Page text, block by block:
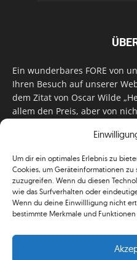
Um dir ein optimales Erlebnis zu
Cookies, um Geräteinformationen
zuzugreifen. Wenn du diesen
wie das Surfverhalten oder
Wenn du deine Einwillligung nicht
bestimmte Merkmale und
Ein wunderbares FORE von
Ihren Besuch auf unserer
dem Zitat von Oscar Wilde
allem den Preis, aber von
für Monat unser Bestes, um
zu versorgen. Im Magazin,
unseren Social Media
klassischen Wortsinn nicht